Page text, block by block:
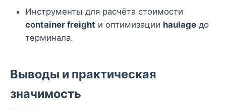
Инструменты для расчёта стоимости
container freight и оптимизации haulage до
терминала.
Выводы и практическая
значимость